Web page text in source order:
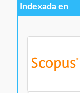
Indexada en